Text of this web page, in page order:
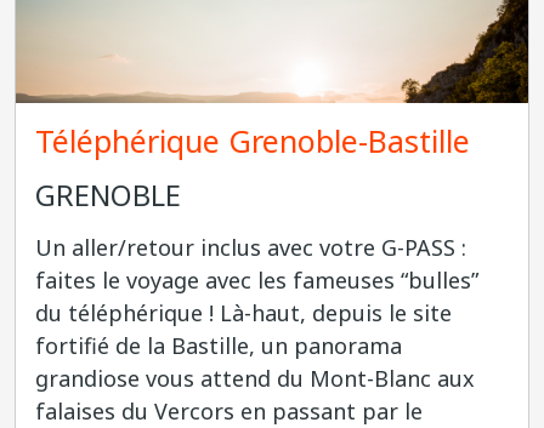
Téléphérique Grenoble-Bastille
GRENOBLE
Un aller/retour inclus avec votre G-PASS :
faites le voyage avec les fameuses “bulles”
du téléphérique ! Là-haut, depuis le site
fortifié de la Bastille, un panorama
grandiose vous attend du Mont-Blanc aux
falaises du Vercors en passant par le